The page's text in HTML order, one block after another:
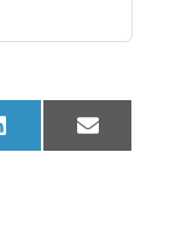
LinkedIn Email